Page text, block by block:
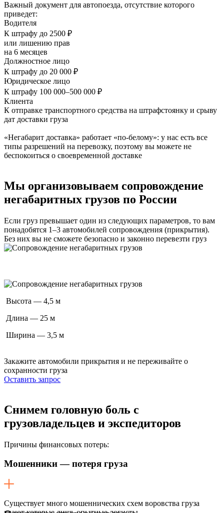
Важный документ для автопоезда, отсутствие которого
приведет:
Водителя
К штрафу до 2500 ₽
или лишению прав
на 6 месяцев
Должностное лицо
К штрафу до 20 000 ₽
Юридическое лицо
К штрафу 100 000–500 000 ₽
Клиента
К отправке транспортного средства на штрафстоянку и срыву
дат доставки груза
«Негабарит доставка» работает «по-белому»: у нас есть все
типы разрешений на перевозку, поэтому вы можете не
беспокоиться о своевременной доставке
Мы организовываем сопровождение
негабаритных грузов по России
Если груз превышает один из следующих параметров, то вам
понадобятся 1–3 автомобилей сопровождения (прикрытия).
Без них вы не сможете безопасно и законно перевезти груз
Высота — 4,5 м
Длина — 25 м
Ширина — 3,5 м
Закажите автомобили прикрытия и не переживайте о
сохранности груза
Оставить запрос
Снимем головную боль с
грузовладельцев и экспедиторов
Причины финансовых потерь:
Мошенники — потеря груза
Существует много мошеннических схем воровства груза